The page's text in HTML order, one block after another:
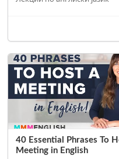
40 Essential Phrases To
Meeting in English